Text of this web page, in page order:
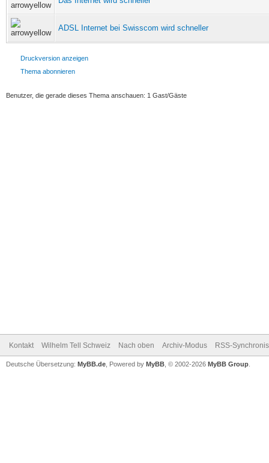
ADSL Internet bei Swisscom wird schneller
Druckversion anzeigen
Thema abonnieren
Benutzer, die gerade dieses Thema anschauen: 1 Gast/Gäste
Kontakt Wilhelm Tell Schweiz Nach oben Archiv-Modus RSS-
Deutsche Übersetzung: MyBB.de , Powered by MyBB , © 2002-2026 MyBB Group